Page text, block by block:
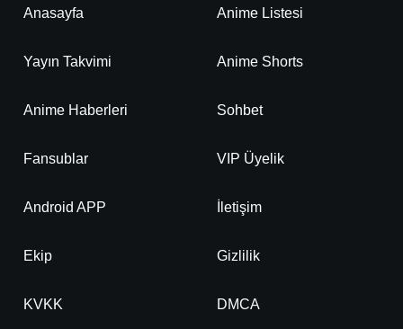
Anasayfa Anime Listesi
Yayın Takvimi Anime Shorts
Anime Haberleri Sohbet
Fansublar VIP Üyelik
Android APP İletişim
Ekip Gizlilik
KVKK DMCA